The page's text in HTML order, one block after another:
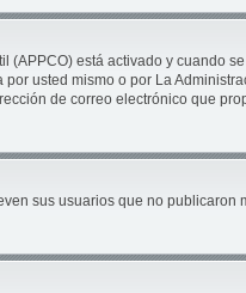
(APPCO) está activado y cuando
usted mismo o por La
de correo electrónico que
sus usuarios que no